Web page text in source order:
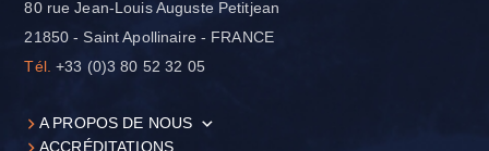
80 rue Jean-Louis Auguste Petitjean
21850 - Saint Apollinaire - FRANCE
Tél. +33 (0)3 80 52 32 05
A PROPOS DE NOUS
ACCRÉDITATIONS